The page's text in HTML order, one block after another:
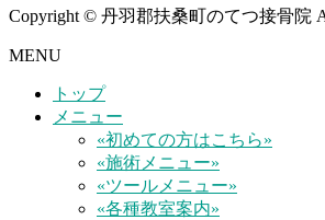
Copyright © 丹羽郡扶桑町のてつ接骨院
MENU
トップ
メニュー
«初めての方はこちら»
«施術メニュー»
«ツールメニュー»
«各種教室案内»